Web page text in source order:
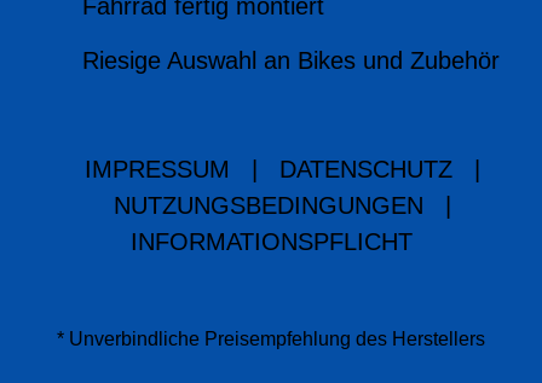
Fahrrad fertig montiert
Riesige Auswahl an Bikes und Zubehör
IMPRESSUM DATENSCHUTZ
NUTZUNGSBEDINGUNGEN
INFORMATIONSPFLICHT
* Unverbindliche Preisempfehlung des Herstellers